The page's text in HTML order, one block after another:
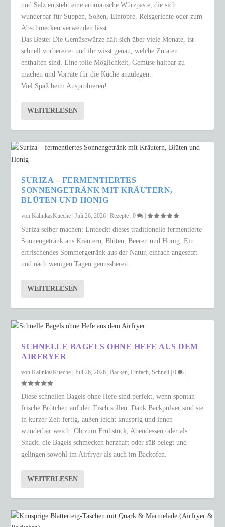
und Salz entsteht eine aromatische Würzpaste, die sich
wunderbar für Suppen, Soßen, Eintöpfe, Reisgerichte oder zum
Abschmecken verwenden lässt.
Das Beste: Die Gemüsewürze hält sich über viele Monate, ist
schnell vorbereitet und ihr wisst genau, welche Zutaten
enthalten sind. Eine tolle Möglichkeit, Gemüse haltbar zu
machen und Vorräte für die Küche anzulegen.
Viel Spaß beim Ausprobieren!
WEITERLESEN
SURIZA – FERMENTIERTES
SONNENGETRÄNK MIT KRÄUTERN,
BLÜTEN UND HONIG
vonKalinkasKueche |Juli 26, 2026 |Rezepte |0 |
Suriza selber machen: Entdeckt dieses traditionelle fermentierte
Sonnengetränk aus Kräutern, Blüten, Beeren und Honig. Ein
erfrischendes Sommergetränk aus der Natur, einfach angesetzt
und nach wenigen Tagen genussbereit.
WEITERLESEN
SCHNELLE BAGELS OHNE HEFE AUS DEM
AIRFRYER
vonKalinkasKueche |Juli 26, 2026 |Backen ,Einfach ,Schnell |0 |
Diese schnellen Bagels ohne Hefe sind perfekt, wenn spontan
frische Brötchen auf den Tisch sollen. Dank Backpulver sind sie
in kurzer Zeit fertig, außen leicht knusprig und innen
wunderbar weich. Ob zum Frühstück, Abendessen oder als
Snack, die Bagels schmecken herzhaft oder süß belegt und
gelingen sowohl im Airfryer als auch im Backofen.
WEITERLESEN